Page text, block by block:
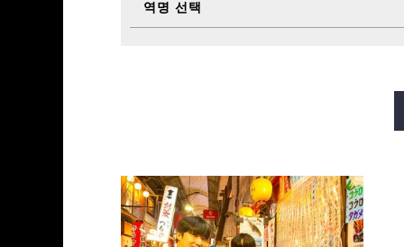
역명 선택
나가호리쓰루